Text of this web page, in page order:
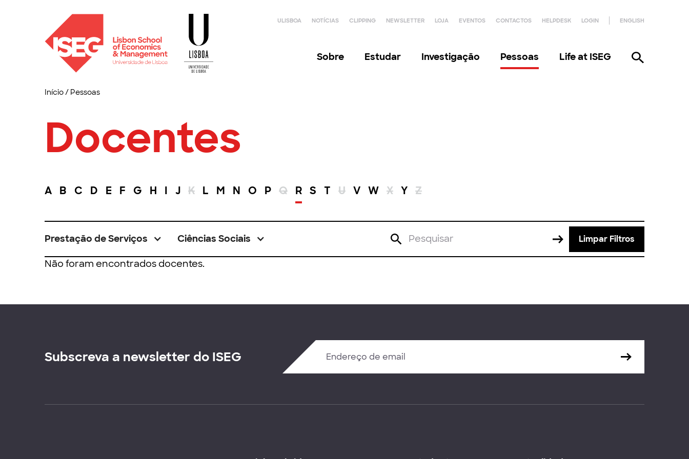
ULISBOA NOTÍCIAS CLIPPING NEWSLETTER LOJA EVENTOS CONTACTOS HELPDESK LOGIN ENGLISH
Sobre Estudar Investigação Pessoas Life at ISEG
Início/ Pessoas
Docentes
A B C D E F G H I J K L M N O P Q R S T U V W X Y Z
Prestação de Serviços Ciências Sociais Limpar Filtros
Não foram encontrados docentes.
Subscreva a newsletter do ISEG